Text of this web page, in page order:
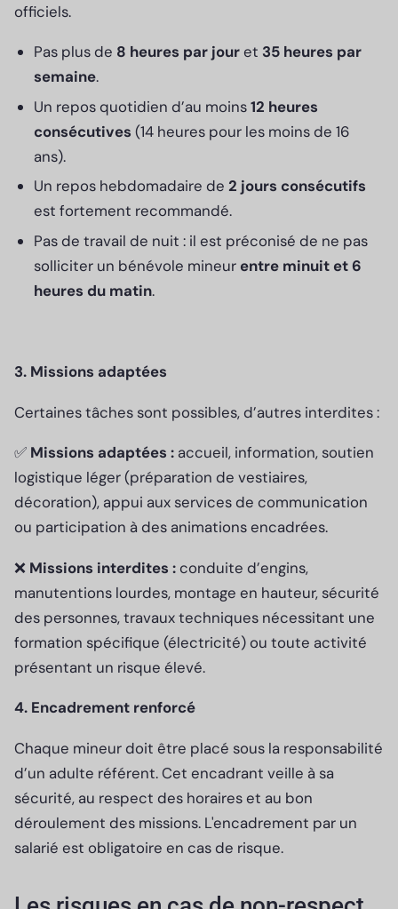
officiels.
Pas plus de 8 heures par jouret 35 heures par
semaine.
Un repos quotidien d’au moins12 heures
consécutives (14 heures pour les moins de 16
ans).
Un repos hebdomadaire de2 jours consécutifs
est fortement recommandé.
Pas de travail de nuit : il est préconisé de ne pas
solliciter un bénévole mineur entre minuit et 6
heures du matin.
3. Missions adaptées
Certaines tâches sont possibles, d’autres interdites :
✅ Missions adaptées : accueil, information, soutien
logistique léger (préparation de vestiaires,
décoration), appui aux services de communication
ou participation à des animations encadrées.
❌ Missions interdites :conduite d’engins,
manutentions lourdes, montage en hauteur, sécurité
des personnes, travaux techniques nécessitant une
formation spécifique (électricité) ou toute activité
présentant un risque élevé.
4. Encadrement renforcé
Chaque mineur doit être placé sous la responsabilité
d’un adulte référent. Cet encadrant veille à sa
sécurité, au respect des horaires et au bon
déroulement des missions. L'encadrement par un
salarié est obligatoire en cas de risque.